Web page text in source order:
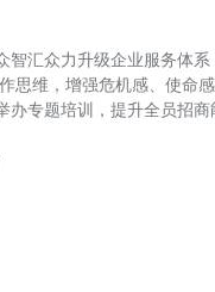
智汇众力升级企业服务体系
思维，增强危机感、使命
办专题培训，提升全员招商